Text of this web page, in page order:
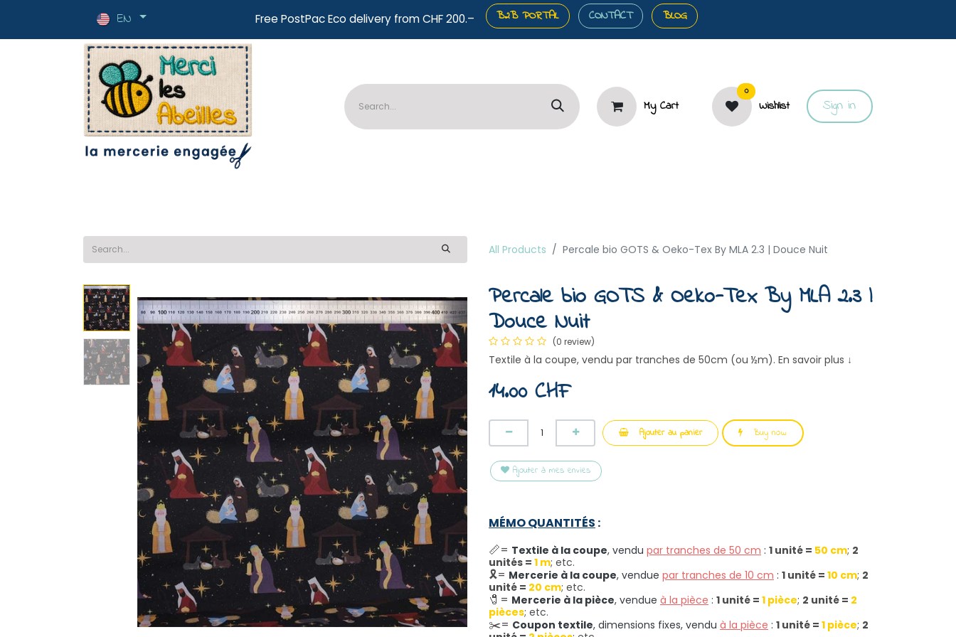
EN Free PostPac Eco delivery from CHF 200.– B2B PORTAL CONTACT BLOG
My Cart
0
Wishlist Sign in
All Products Percale bio GOTS & Oeko-Tex By MLA 2.3 | Douce Nuit
Percale bio GOTS & Oeko-Tex By MLA 2.3 |
Douce Nuit
(0 review)
Textile à la coupe, vendu par tranches de 50cm (ou ½m). En savoir plus ↓
14.00CHF
Ajouter au panier Buy now
Ajouter à mes envies
MÉMO QUANTITÉS :
📏= Textile à la coupe, vendu par tranches de 50 cm : 1 unité = 50 cm; 2
unités = 1 m; etc.
🎗️= Mercerie à la coupe, vendue par tranches de 10 cm : 1 unité = 10 cm; 2
unité = 20 cm; etc.
🧷 = Mercerie à la pièce, vendue à la pièce : 1 unité = 1 pièce; 2 unité = 2
pièces; etc.
✂️= Coupon textile, dimensions fixes, vendu à la pièce : 1 unité = 1 pièce; 2